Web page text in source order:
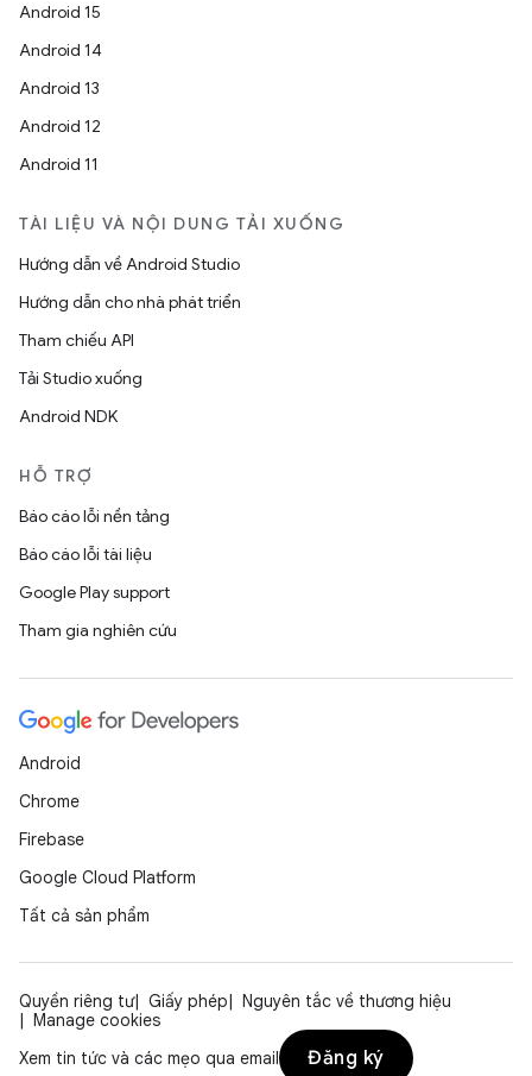
Android 15
Android 14
Android 13
Android 12
Android 11
TÀI LIỆU VÀ NỘI DUNG TẢI XUỐNG
Hướng dẫn về Android Studio
Hướng dẫn cho nhà phát triển
Tham chiếu API
Tải Studio xuống
Android NDK
HỖ TRỢ
Báo cáo lỗi nền tảng
Báo cáo lỗi tài liệu
Google Play support
Tham gia nghiên cứu
Android
Chrome
Firebase
Google Cloud Platform
Tất cả sản phẩm
Quyền riêng tư Giấy phép
Nguyên tắc về thương hiệu
Manage cookies
Xem tin tức và các mẹo qua email
Đăng ký